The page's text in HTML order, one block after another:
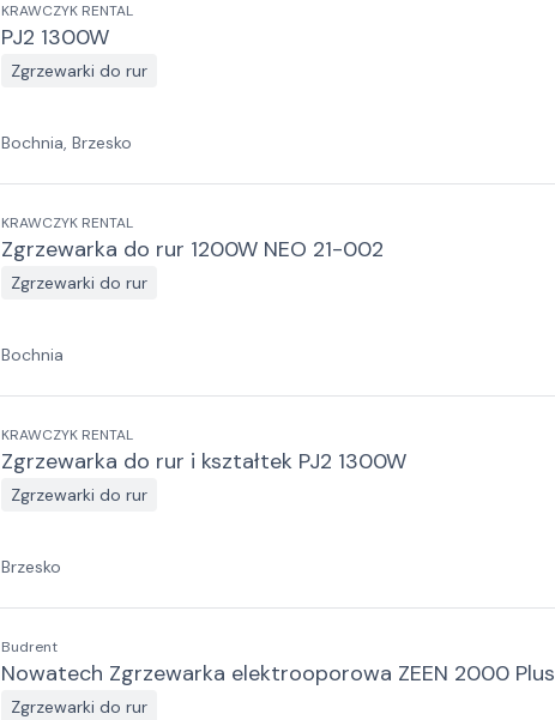
KRAWCZYK RENTAL
PJ2 1300W
Zgrzewarki do rur
Bochnia, Brzesko
KRAWCZYK RENTAL
Zgrzewarka do rur 1200W NEO 21-002
Zgrzewarki do rur
Bochnia
KRAWCZYK RENTAL
Zgrzewarka do rur i kształtek PJ2 1300W
Zgrzewarki do rur
Brzesko
Budrent
Nowatech Zgrzewarka elektrooporowa ZEEN 2000 Plus
Zgrzewarki do rur